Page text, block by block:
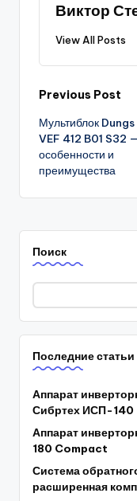
Виктор
View All Posts
Post
Previous Post
Мультиблок
VEF 412 B01 S32 —
особенности и
преимущества
Поиск
Последние статьи
Аппарат
Сибртех ИСП-140
Аппарат
180 Compact
Система
расширенная